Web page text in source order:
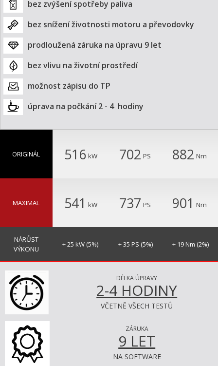
bez zvýšení spotřeby paliva
bez snížení životnosti motoru a převodovky
prodloužená záruka na úpravu 9 let
bez vlivu na životní prostředí
možnost zápisu do TP
úprava na počkání 2 - 4  hodiny
ORIGINÁL 516 kW 702 PS 882 Nm
MAXIMAL 541 kW 737 PS 901 Nm
NÁRŮST
VÝKONU
+ 25 kW (5%) + 35 PS (5%) + 19 Nm (2%)
DÉLKA ÚPRAVY
2-4 HODINY
VČETNĚ VŠECH TESTŮ
ZÁRUKA
9 LET
NA SOFTWARE